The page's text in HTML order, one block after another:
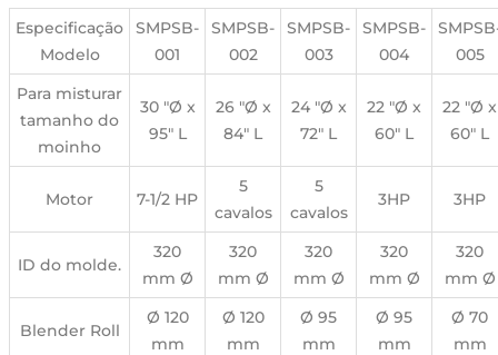
Especificação
Modelo
SMPSB-
001
SMPSB-
002
SMPSB-
003
SMPSB-
004
005
Para misturar
tamanho do
moinho
30 "Ø x
95" L
26 "Ø x
84" L
24 "Ø x
72" L
22 "Ø x
60" L
22 "Ø x
60" L
Motor 7-1/2 HP
5
cavalos
5
cavalos
3HP 3HP
ID do molde.
320
mm Ø
320
mm Ø
320
mm Ø
320
mm Ø
320
mm Ø
Blender Roll
Ø 120
mm
Ø 120
mm
Ø 95
mm
Ø 95
mm
Ø 70
mm